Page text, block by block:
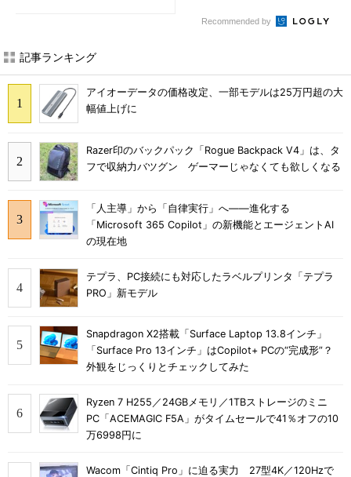
Recommended by
記事ランキング
アイオーデータの価格改定、一部モデルは25万円超の大
幅値上げに
Razer印のバックパック「Rogue Backpack V4」は、タ
フで収納力バツグン ゲーマーじゃなくても欲しくなる
「人主導」から「自律実行」へ――進化する
「Microsoft 365 Copilot」の新機能とエージェントAI
の現在地
テプラ、PC接続にも対応したラベルプリンタ「テプラ
PRO」新モデル
Snapdragon X2搭載「Surface Laptop 13.8インチ」
「Surface Pro 13インチ」はCopilot+ PCの“完成形”？
外観をじっくりとチェックしてみた
Ryzen 7 H255／24GBメモリ／1TBストレージのミニ
PC「ACEMAGIC F5A」がタイムセールで41％オフの10
万6998円に
Wacom「Cintiq Pro」に迫る実力 27型4K／120Hzで